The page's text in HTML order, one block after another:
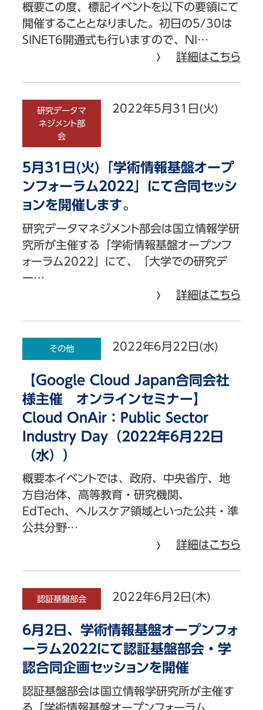
概要この度、標記イベントを以下の要領にて
開催することとなりました。初日の5/30は
SINET6開通式も行いますので、NI…
詳細はこちら
研究データマ
ネジメント部
会
2022年5月31日(火)
5月31日(火)「学術情報基盤オープ
ンフォーラム2022」にて合同セッシ
ョンを開催します。
研究データマネジメント部会は国立情報学研
究所が主催する「学術情報基盤オープンフ
ォーラム2022」にて、「大学での研究デ
ー…
詳細はこちら
その他 2022年6月22日(水)
【Google Cloud Japan合同会社
様主催 オンラインセミナー】
Cloud OnAir：Public Sector
Industry Day（2022年6月22日
（水））
概要本イベントでは、政府、中央省庁、地
方自治体、高等教育・研究機関、
EdTech、ヘルスケア領域といった公共・準
公共分野…
詳細はこちら
認証基盤部会 2022年6月2日(木)
6月2日、学術情報基盤オープンフォ
ーラム2022にて認証基盤部会・学
認合同企画セッションを開催
認証基盤部会は国立情報学研究所が主催す
る「学術情報基盤オープンフォーラム